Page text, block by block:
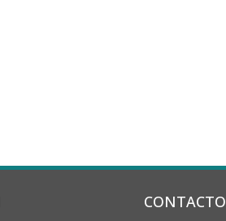
CONTACTO